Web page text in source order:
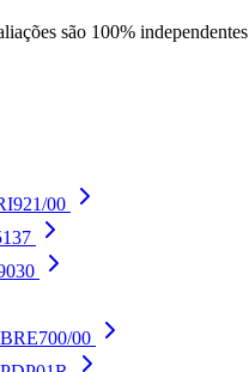
são 100%
00
00